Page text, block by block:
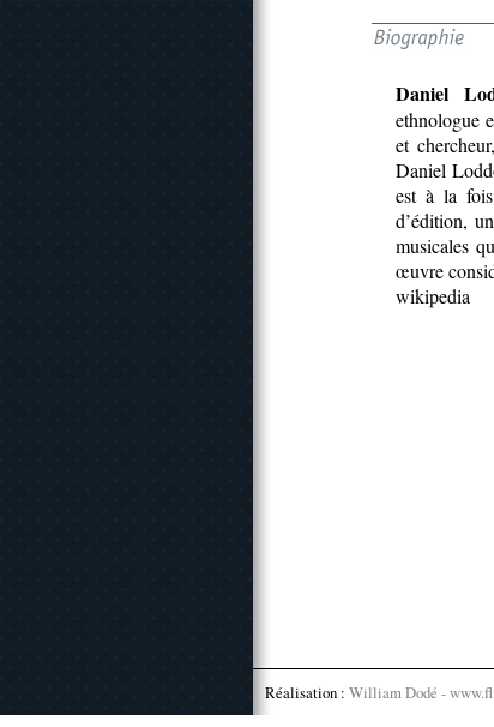
Daniel
ethnologue
et
Daniel
est à la
d’édition,
musicales
œuvre
wikipedia
Réalisation : William Dodé -